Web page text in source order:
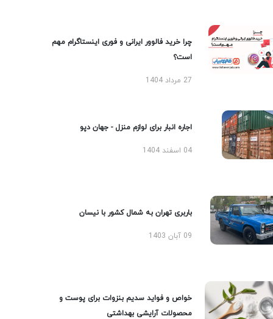
چرا خرید فالوور ایرانی و فوری اینستاگرام مهم
است؟
27 مرداد 1404
اجاره انبار برای لوازم منزل - جهان دپو
04 اسفند 1404
باربری تهران به شمال کشور با نیسان
09 آبان 1403
خواص و فواید سدیم بنزوات برای پوست و
محصولات آرایشی بهداشتی